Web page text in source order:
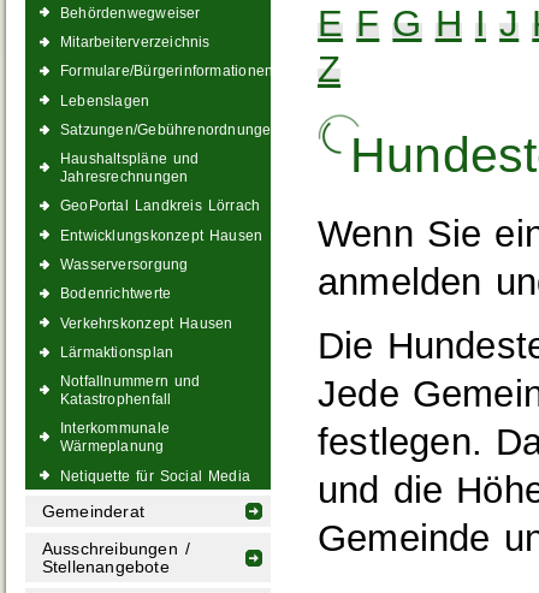
Behördenwegweiser
Mitarbeiterverzeichnis
Formulare/Bürgerinformationen
Lebenslagen
Satzungen/Gebührenordnungen
Haushaltspläne und
Jahresrechnungen
GeoPortal Landkreis Lörrach
Entwicklungskonzept Hausen
Wasserversorgung
Bodenrichtwerte
Verkehrskonzept Hausen
Lärmaktionsplan
Notfallnummern und
Katastrophenfall
Interkommunale
Wärmeplanung
Netiquette für Social Media
Gemeinderat
Ausschreibungen /
Stellenangebote
E F G H I J
Z
Wenn Sie
anmelden
Die
Jede
festlegen.
und die
Gemeinde